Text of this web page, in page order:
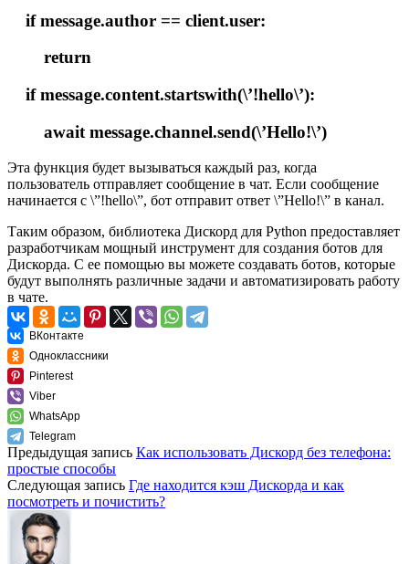
if message.author == client.user:
return
if message.content.startswith(\’!hello\’):
await message.channel.send(\’Hello!\’)
Эта функция будет вызываться каждый раз, когда
пользователь отправляет сообщение в чат. Если сообщение
начинается с \”!hello\”, бот отправит ответ \”Hello!\” в канал.
Таким образом, библиотека Дискорд для Python предоставляет
разработчикам мощный инструмент для создания ботов для
Дискорда. С ее помощью вы можете создавать ботов, которые
будут выполнять различные задачи и автоматизировать работу
в чате.
ВКонтакте
Одноклассники
Pinterest
Viber
WhatsApp
Telegram
Предыдущая запись Как использовать Дискорд без телефона:
простые способы
Следующая запись Где находится кэш Дискорда и как
посмотреть и почистить?